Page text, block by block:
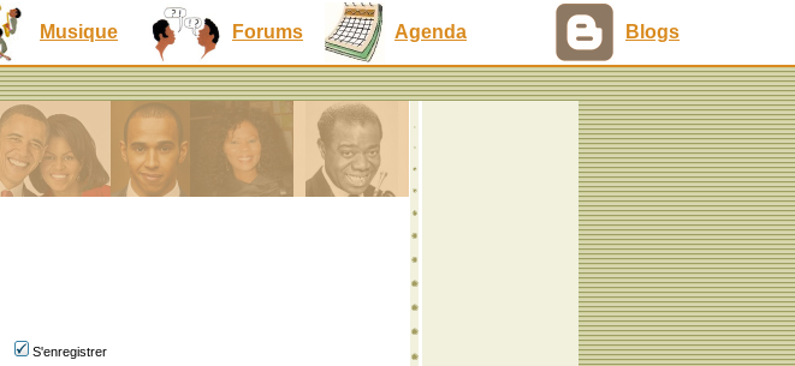
Musique Forums Agenda Blogs
S'enregistrer